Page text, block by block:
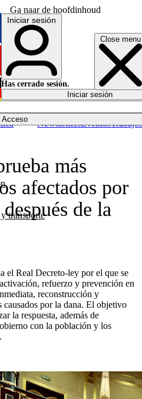
Ga naar de hoofdinhoud
Close menu
Acceso
transporte
NewslettersEventosTrabajos
English
Français
Iniciar sesión
Has cerrado sesión.
Iniciar sesión
más
afectados por
de la
el Real Decreto-ley por el que se
refuerzo y prevención en
reconstrucción y
causados por la dana. El objetivo
la respuesta, además de
con la población y los